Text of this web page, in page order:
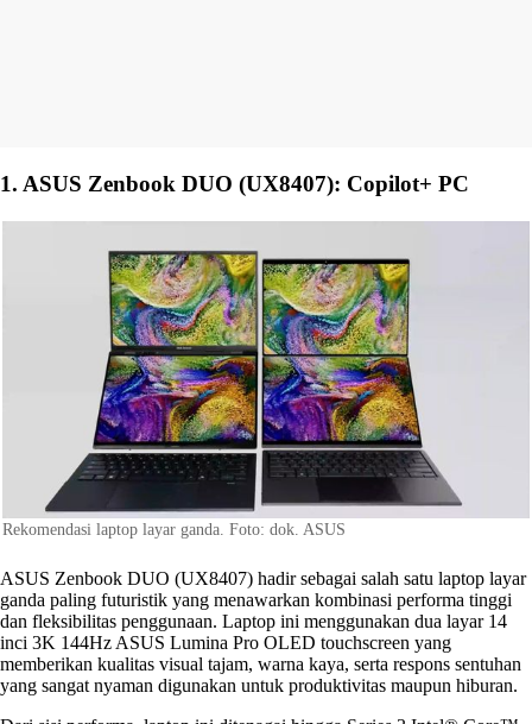
1. ASUS Zenbook DUO (UX8407): Copilot+ PC
Rekomendasi laptop layar ganda. Foto: dok. ASUS
ASUS Zenbook DUO (UX8407) hadir sebagai salah satu laptop layar
ganda paling futuristik yang menawarkan kombinasi performa tinggi
dan fleksibilitas penggunaan. Laptop ini menggunakan dua layar 14
inci 3K 144Hz ASUS Lumina Pro OLED touchscreen yang
memberikan kualitas visual tajam, warna kaya, serta respons sentuhan
yang sangat nyaman digunakan untuk produktivitas maupun hiburan.